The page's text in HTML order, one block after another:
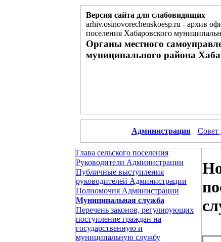
Версия сайта для слабовидящих
arhiv.osinovorechenskoesp.ru - архив
поселения Хабаровского
Органы местного
муниципального района
Администрация Совет
Глава сельского поселения
Руководители Администрации
Публичные выступления
руководителей Администрации
Полномочия Администрации
Муниципальная служба
Перечень законов, регулирующих
поступление граждан на
государственную и
муниципальную службу